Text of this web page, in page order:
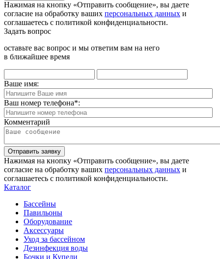
Нажимая на кнопку «Отправить сообщение», вы даете
согласие на обработку ваших персональных данных и
соглашаетесь с политикой конфиденциальности.
Задать вопрос
оставьте вас вопрос и мы ответим вам на него
в ближайшее время
Ваше имя:
Ваш номер телефона*:
Комментарий
Отправить заявку
Нажимая на кнопку «Отправить сообщение», вы даете
согласие на обработку ваших персональных данных и
соглашаетесь с политикой конфиденциальности.
Каталог
Бассейны
Павильоны
Оборудование
Аксессуары
Уход за бассейном
Дезинфекция воды
Бочки и Купели